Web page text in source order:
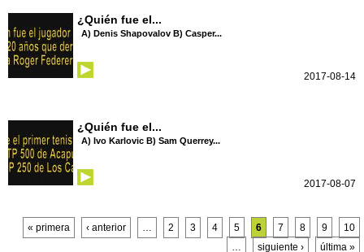
¿Quién fue el...
A) Denis Shapovalov B) Casper...
2017-08-14
¿Quién fue el...
A) Ivo Karlovic B) Sam Querrey...
2017-08-07
Páginas
« primera ‹ anterior … 2 3 4 5 6 7 8 9
10
…
siguiente › última »